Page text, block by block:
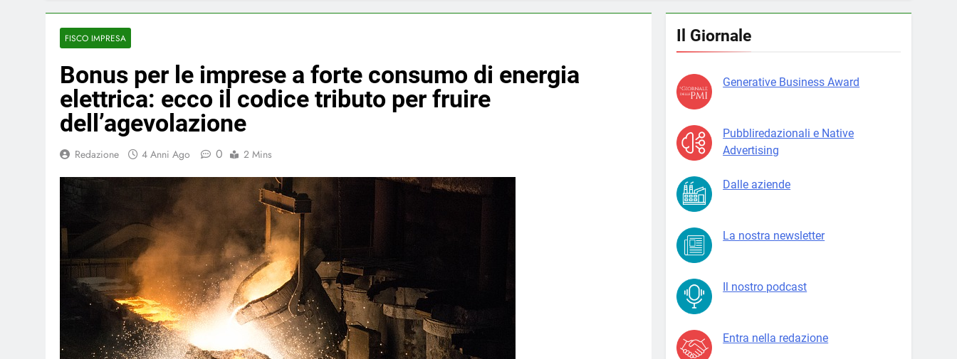
FISCO IMPRESA
Bonus per le imprese a forte consumo di energia
elettrica: ecco il codice tributo per fruire
dell’agevolazione
Redazione 4 Anni Ago 0 2 Mins
Il Giornale
Generative Business Award
Pubbliredazionali e Native
Advertising
Dalle aziende
La nostra newsletter
Il nostro podcast
Entra nella redazione